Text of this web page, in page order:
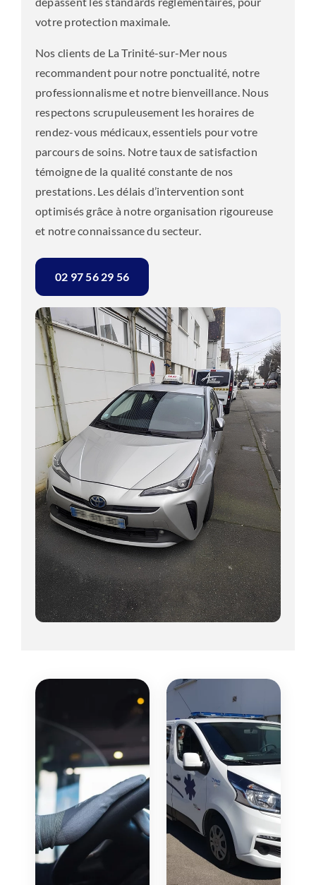
votre protection maximale.
Nos clients de La Trinité-sur-Mer nous
recommandent pour notre ponctualité, notre
professionnalisme et notre bienveillance. Nous
respectons scrupuleusement les horaires de
rendez-vous médicaux, essentiels pour votre
parcours de soins. Notre taux de satisfaction
témoigne de la qualité constante de nos
prestations. Les délais d’intervention sont
optimisés grâce à notre organisation rigoureuse
et notre connaissance du secteur.
02 97 56 29 56